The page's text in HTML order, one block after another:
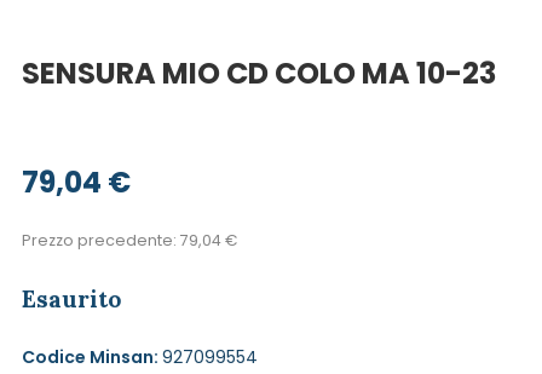
SENSURA MIO CD COLO MA 10-23
79,04 €
Prezzo precedente: 79,04€
Esaurito
Codice Minsan: 927099554